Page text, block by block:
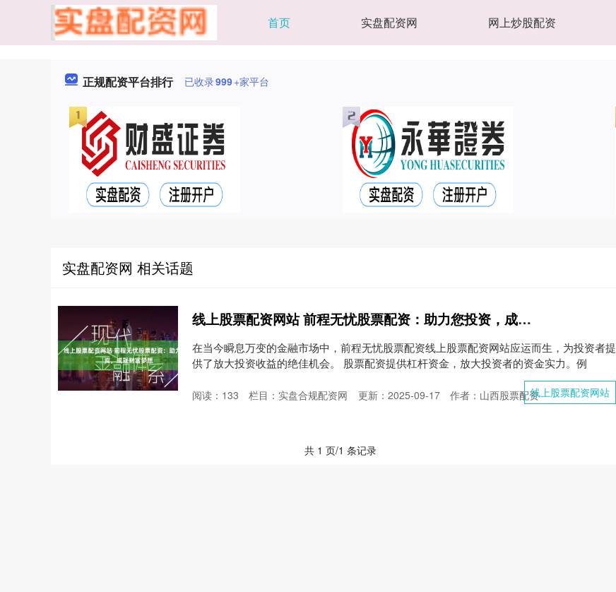
首页 实盘配资网 网上炒股配资
正规配资平台排行 已收录999+家平台
实盘配资网 相关话题
线上股票配资网站 前程无忧股票配资：助力您投资，成就财富梦想
在当今瞬息万变的金融市场中，前程无忧股票配资线上股票配资网站应运而生，为投资者提
供了放大投资收益的绝佳机会。 股票配资提供杠杆资金，放大投资者的资金实力。例
线上股票配资网站
更新：2025-09-17 作者：山西股票配资
阅读： 133 栏目： 实盘合规配资网
共 1 页/1 条记录